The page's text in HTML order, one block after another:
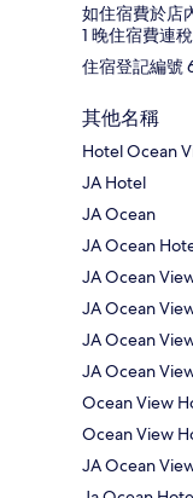
如住宿費於店
1 晚住宿費連
住宿登記編號
其他名稱
Hotel Ocean
JA Hotel
JA Ocean
JA Ocean
JA Ocean
JA Ocean
JA Ocean
JA Ocean
Ocean View
Ocean View
JA Ocean